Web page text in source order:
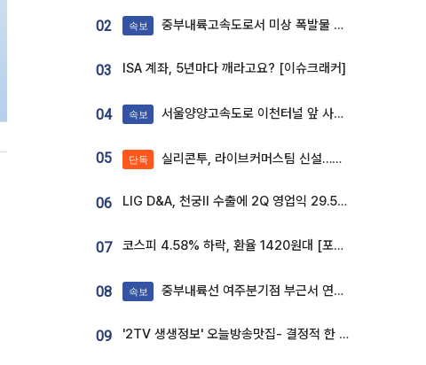
02 속보 중부내륙고속도로서 미상 폭발물 발견
03 ISA 계좌, 5년마다 깨라고요? [이슈크래커]
04 속보 서울양양고속도로 이천터널 앞 사고 발생
05 단독 실리콘투, 라이브커머스팀 신설…K뷰티 ‘글로벌 판매망’ 확대[K뷰티 라방戰]
06 LIG D&A, 천궁Ⅱ 수출에 2Q 영업익 29.5%↑…수주잔고 24.6조 [종합]
07 코스피 4.58% 하락, 환율 1420원대 [포토]
08 속보 중부내륙선 여주분기점 부근서 연이은 추돌사고 발생
09 '2TV 생생정보' 오늘방송맛집- 결정적 한 수, 3종 메밀면! 메밀 소바 맛집 '의○○○○'